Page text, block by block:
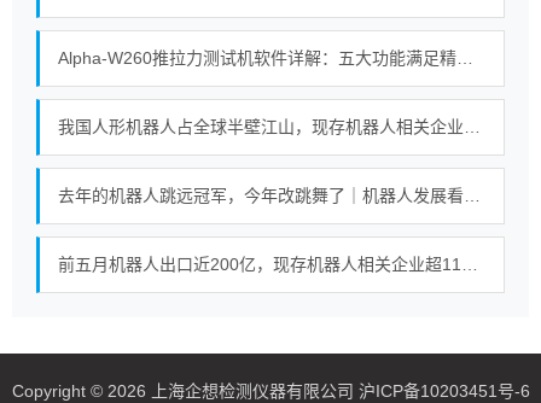
Copyright © 2026 上海企想检测仪器有限公司 沪ICP备10203451号-6